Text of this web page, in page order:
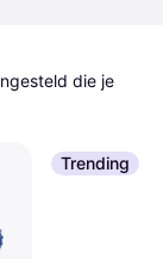
die je
Trending